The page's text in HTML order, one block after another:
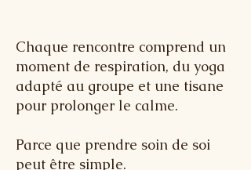
Chaque rencontre comprend un
moment de respiration, du yoga
adapté au groupe et une tisane
pour prolonger le calme.
Parce que prendre soin de soi
peut être simple.